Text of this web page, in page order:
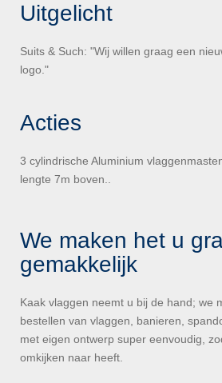
Uitgelicht
Suits & Such: "Wij willen graag een
logo."
Acties
3 cylindrische Aluminium
lengte 7m boven..
We maken het u
gemakkelijk
Kaak vlaggen neemt u bij de hand; we
bestellen van vlaggen, banieren,
met eigen ontwerp super eenvoudig,
omkijken naar heeft.